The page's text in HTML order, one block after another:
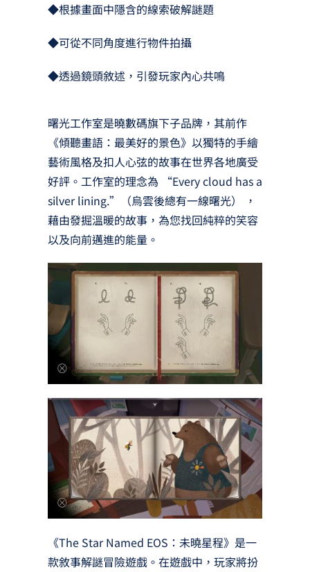
◆根據畫面中隱含的線索破解謎題
◆可從不同角度進行物件拍攝
◆透過鏡頭敘述，引發玩家內心共鳴
曙光工作室是曉數碼旗下子品牌，其前作
《傾聽畫語：最美好的景色》以獨特的手繪
藝術風格及扣人心弦的故事在世界各地廣受
好評。工作室的理念為 “Every cloud has a
silver lining.”（烏雲後總有一線曙光） ，
藉由發掘溫暖的故事，為您找回純粹的笑容
以及向前邁進的能量。
《The Star Named EOS：未曉星程》是一
款敘事解謎冒險遊戲。在遊戲中，玩家將扮